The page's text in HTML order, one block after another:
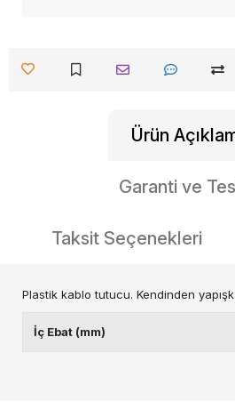
Ürün
Garanti ve
Taksit Seçenekleri
Plastik kablo tutucu. Kendinden
İç Ebat (mm)